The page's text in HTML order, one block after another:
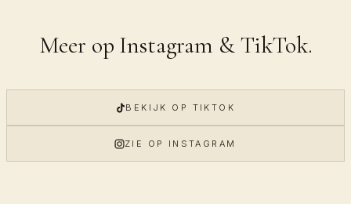
Meer op Instagram & TikTok.
BEKIJK OP TIKTOK
ZIE OP INSTAGRAM